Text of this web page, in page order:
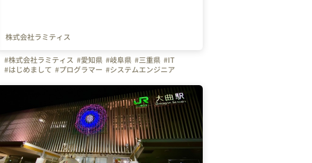
株式会社ラミティス
#株式会社ラミティス #愛知県 #岐阜県 #三重県 #IT
#はじめまして #プログラマー #システムエンジニア
#30代歓迎